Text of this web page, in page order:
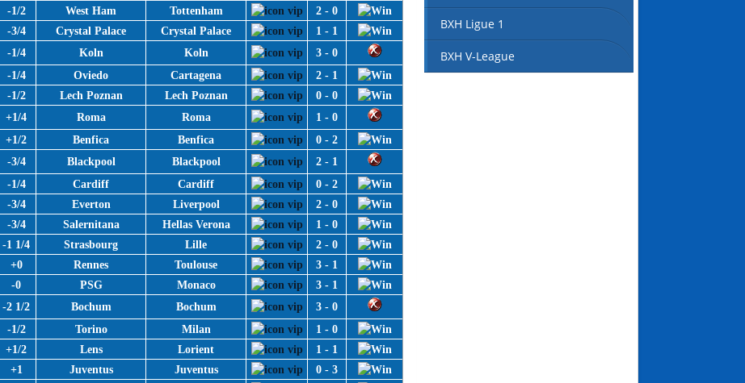
-1/2 West Ham Tottenham
2 - 0
-3/4 Crystal Palace Crystal Palace
1 - 1
-1/4 Koln Koln
3 - 0
-1/4 Oviedo Cartagena
2 - 1
-1/2 Lech Poznan Lech Poznan
0 - 0
+1/4 Roma Roma
1 - 0
+1/2 Benfica Benfica
0 - 2
-3/4 Blackpool Blackpool
2 - 1
-1/4 Cardiff Cardiff
0 - 2
-3/4 Everton Liverpool
2 - 0
-3/4 Salernitana Hellas Verona
1 - 0
-1 1/4 Strasbourg Lille
2 - 0
+0 Rennes Toulouse
3 - 1
-0 PSG Monaco
3 - 1
-2 1/2 Bochum Bochum
3 - 0
-1/2 Torino Milan
1 - 0
+1/2 Lens Lorient
1 - 1
+1 Juventus Juventus
0 - 3
BXH Ligue 1
BXH V-League